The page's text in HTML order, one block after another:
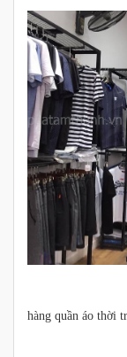
hàng quần áo thời